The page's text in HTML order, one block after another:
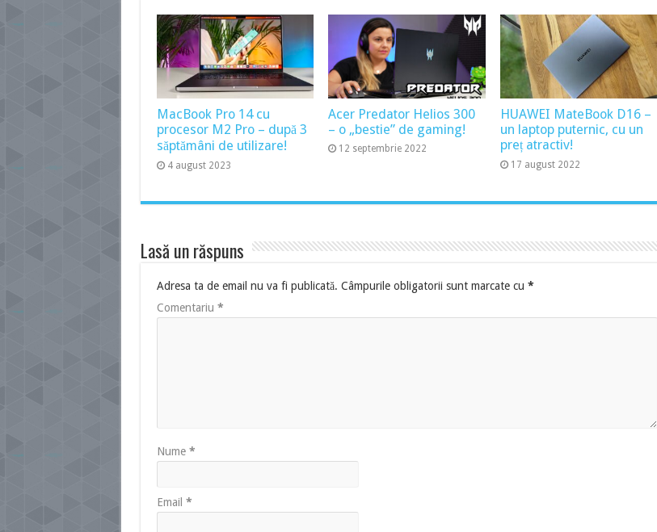
MacBook Pro 14 cu
procesor M2 Pro – după 3
săptămâni de utilizare!
4 august 2023
Acer Predator Helios 300
– o „bestie” de gaming!
12 septembrie 2022
HUAWEI MateBook D16 –
un laptop puternic, cu un
preț atractiv!
17 august 2022
Lasă un răspuns
Adresa ta de email nu va fi publicată. Câmpurile obligatorii sunt marcate cu *
Comentariu *
Nume *
Email *